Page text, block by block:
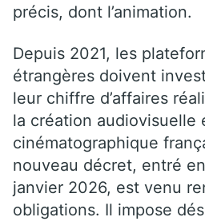
précis, dont l’animation.
Depuis 2021, les
étrangères doivent
leur chiffre d’affaires
la création audiovisuelle
cinématographique
nouveau décret, entré
janvier 2026, est venu
obligations. Il impose